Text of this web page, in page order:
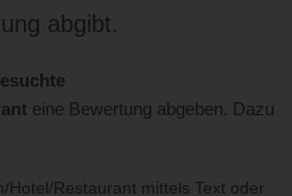
abgibt.
eine Bewertung abgeben. Dazu
Hotel/Restaurant mittels Text oder